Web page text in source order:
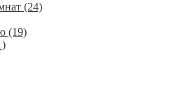
(24)
(19)